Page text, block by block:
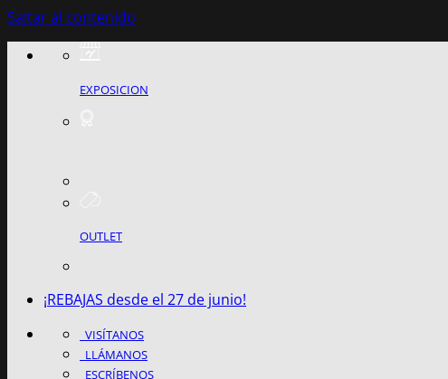
Saltar al contenido
EXPOSICION
OUTLET
¡REBAJAS desde el 27 de junio!
VISÍTANOS
LLÁMANOS
ESCRÍBENOS